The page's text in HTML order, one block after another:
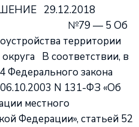
29.12.2018
№79 — 5 Об
территории
округа В соответствии, в
Федерального закона
N 131-ФЗ «Об
местного
Федерации», статьей 52